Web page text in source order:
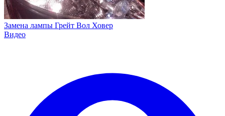
Замена лампы Грейт Вол Ховер
Видео